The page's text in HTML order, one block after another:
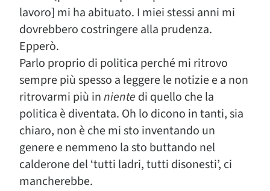
lavoro] mi ha abituato. I miei stessi anni mi
dovrebbero costringere alla prudenza.
Epperò.
Parlo proprio di politica perché mi ritrovo
sempre più spesso a leggere le notizie e a non
ritrovarmi più inniente di quello che la
politica è diventata. Oh lo dicono in tanti, sia
chiaro, non è che mi sto inventando un
genere e nemmeno la sto buttando nel
calderone del ‘tutti ladri, tutti disonesti’, ci
mancherebbe.